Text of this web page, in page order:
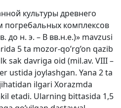
культуры древнего
комплексов
н. э. – В вв.н.е.)» mavzusi
5 ta mozor-qo’rg’on qazib
sak davriga oid (mil.av. VIII –
ustida joylashgan. Yana 2 ta
ilgari Xorazmda
etadi. Ularning bittasida 1,5